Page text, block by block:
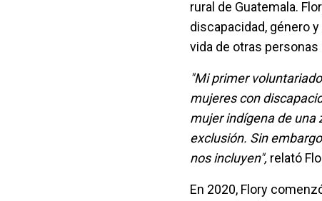
rural de Guatemala.
discapacidad, género
vida de otras
"Mi primer
mujeres con
mujer indígena de una
exclusión. Sin
nos incluyen", relató
En 2020, Flory